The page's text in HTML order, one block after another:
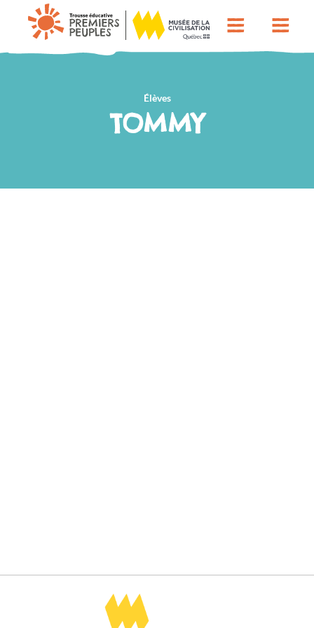
Élèves
TOMMY